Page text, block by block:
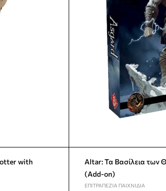
with
Altar: Τα Βασίλεια των
(Add-on)
ΕΠΙΤΡΑΠΈΖΙΑ ΠΑΙΧΝΊΔΙΑ